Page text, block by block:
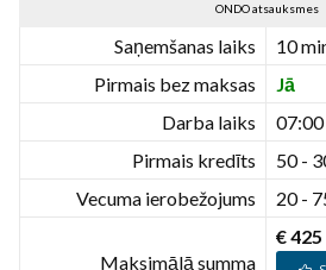
ONDO atsauksmes
Saņemšanas laiks
10
Pirmais bez maksas
Jā
Darba laiks
Pirmais kredīts
50 -
Vecuma ierobežojums
20 -
Maksimālā summa
€ 425